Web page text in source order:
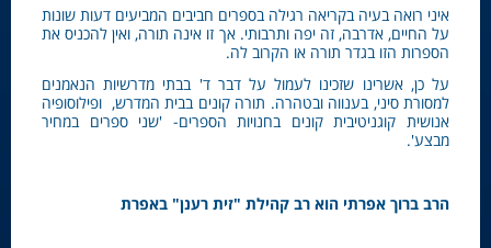
איני רואה בעיה בקריאה רגילה בספרים חביבים המביעים דעות שונות
על החיים, אדרבה, זה יפה ותרבותי. אך זו אינה תורה, ואין להכניס את
הספרות הזו בגדר תורה או הקרוב לה.
על כן, אשרינו שזכינו לעמול על דבר ד' בבתי מדרשיות הנאמנים
למסורת סיני, בענווה ובטהרה. תורה קונים בבית המדרש, ופילוסופיה
אנושית קוגניטיבית קונים בחנויות הספרים- 'שני ספרים במחיר
מבצע'.
הרב ברוך אפרתי הוא רב קהילת "זית רענן" באפרת